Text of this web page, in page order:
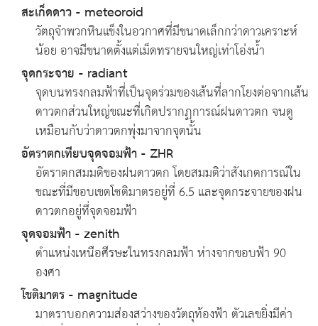
สะเก็ดดาว - meteoroid
วัตถุจำพวกหินแข็งในอวกาศที่มีขนาดเล็กกว่าดาวเคราะห์
น้อย อาจมีขนาดตั้งแต่เม็ดทรายจนใหญ่เท่าโอ่งน้ำ
จุดกระจาย - radiant
จุดบนทรงกลมฟ้าที่เป็นจุดร่วมของเส้นที่ลากโยงต่อจากเส้น
ดาวตกส่วนใหญ่ขณะที่เกิดปรากฏการณ์ฝนดาวตก จนดู
เหมือนกับว่าดาวตกพุ่งมาจากจุดนั้น
อัตราตกเทียบจุดจอมฟ้า - ZHR
อัตราตกสมมติของฝนดาวตก โดยสมมติว่าสังเกตการณ์ใน
ขณะที่มีขอบเขตโชติมาตรอยู่ที่ 6.5 และจุดกระจายของฝน
ดาวตกอยู่ที่จุดจอมฟ้า
จุดจอมฟ้า - zenith
ตำแหน่งเหนือศีรษะในทรงกลมฟ้า ห่างจากขอบฟ้า 90
องศา
โชติมาตร - magnitude
มาตราบอกความส่องสว่างของวัตถุท้องฟ้า ตัวเลขยิ่งมีค่า